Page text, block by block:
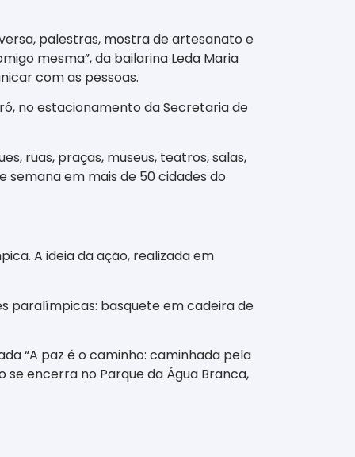
palestras, mostra de artesanato e
mesma”, da bailarina Leda Maria
com as pessoas.
no estacionamento da Secretaria de
ruas, praças, museus, teatros, salas,
semana em mais de 50 cidades do
A ideia da ação, realizada em
paralímpicas: basquete em cadeira de
“A paz é o caminho: caminhada pela
encerra no Parque da Água Branca,